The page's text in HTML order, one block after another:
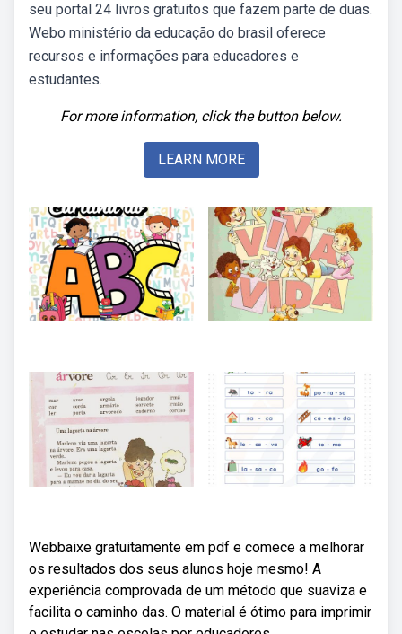
seu portal 24 livros gratuitos que fazem parte de duas.
Webo ministério da educação do brasil oferece
recursos e informações para educadores e
estudantes.
For more information, click the button below.
LEARN MORE
Webbaixe gratuitamente em pdf e comece a melhorar
os resultados dos seus alunos hoje mesmo! A
experiência comprovada de um método que suaviza e
facilita o caminho das. O material é ótimo para imprimir